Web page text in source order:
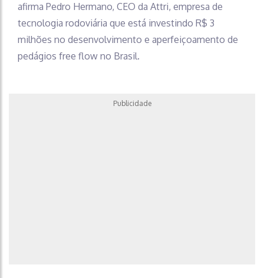
afirma Pedro Hermano, CEO da Attri, empresa de
tecnologia rodoviária que está investindo R$ 3
milhões no desenvolvimento e aperfeiçoamento de
pedágios free flow no Brasil.
Publicidade